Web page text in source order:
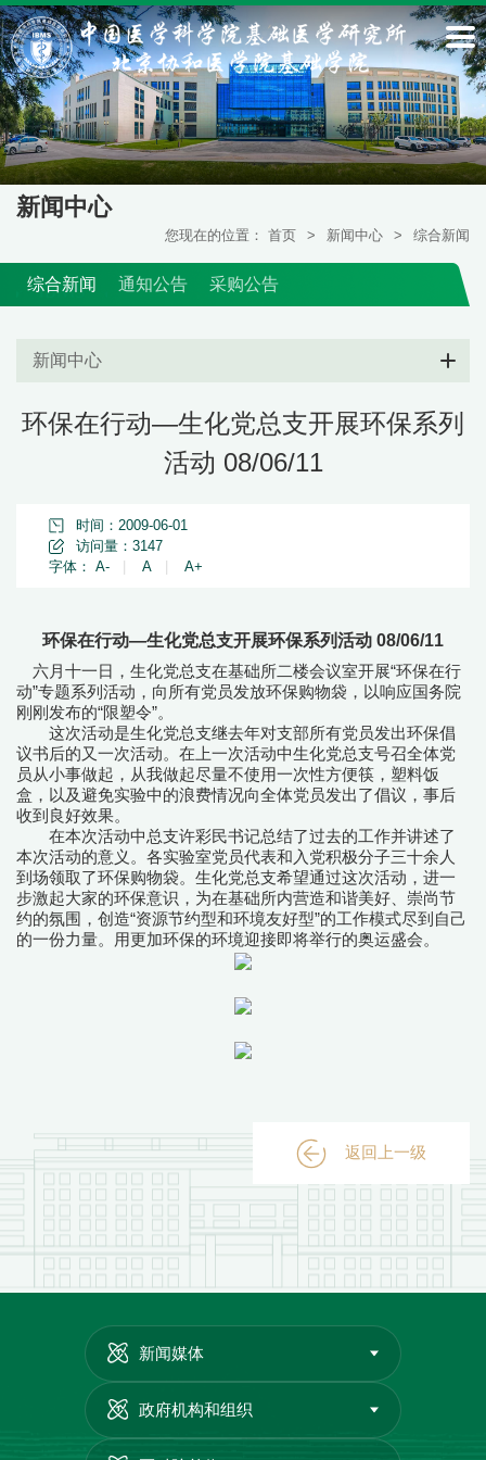
新闻中心
您现在的位置： 首页 > 新闻中心 > 综合新闻
综合新闻 通知公告 采购公告
新闻中心
环保在行动—生化党总支开展环保系列
活动 08/06/11
时间：2009-06-01
访问量： 3147
字体： A- A A+
环保在行动—生化党总支开展环保系列活动 08/06/11
六月十一日，生化党总支在基础所二楼会议室开展“环保在行
动”专题系列活动，向所有党员发放环保购物袋，以响应国务院
刚刚发布的“限塑令”。
这次活动是生化党总支继去年对支部所有党员发出环保倡
议书后的又一次活动。在上一次活动中生化党总支号召全体党
员从小事做起，从我做起尽量不使用一次性方便筷，塑料饭
盒，以及避免实验中的浪费情况向全体党员发出了倡议，事后
收到良好效果。
在本次活动中总支许彩民书记总结了过去的工作并讲述了
本次活动的意义。各实验室党员代表和入党积极分子三十余人
到场领取了环保购物袋。生化党总支希望通过这次活动，进一
步激起大家的环保意识，为在基础所内营造和谐美好、崇尚节
约的氛围，创造“资源节约型和环境友好型”的工作模式尽到自己
的一份力量。用更加环保的环境迎接即将举行的奥运盛会。
返回上一级
新闻媒体
政府机构和组织